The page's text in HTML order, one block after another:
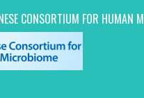
CONSORTIUM FOR HUMAN